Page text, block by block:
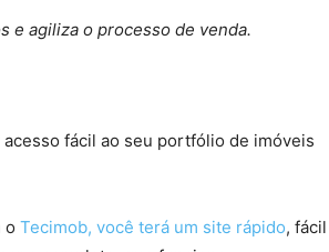
e agiliza o processo de venda.
fácil ao seu portfólio de imóveis
o Tecimob, você terá um site rápido, fácil